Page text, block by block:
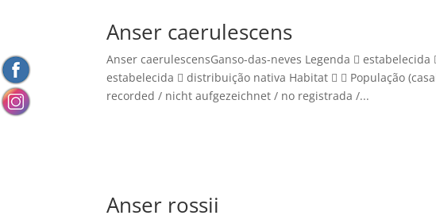
Anser caerulescens
Anser caerulescensGanso-das-neves Legenda 
estabelecida  distribuição nativa Habitat   População
recorded / nicht aufgezeichnet / no registrada /...
Anser rossii